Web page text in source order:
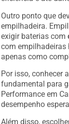
Outro ponto que
empilhadeira.
exigir baterias com
com
apenas como
Por isso, conhecer
fundamental para
Performance em
desempenho
Além disso,